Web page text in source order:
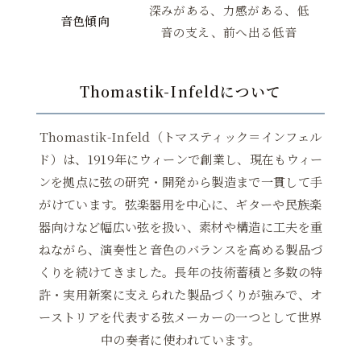
音色傾向
深みがある、力感がある、低
音の支え、前へ出る低音
Thomastik-Infeldについて
Thomastik-Infeld（トマスティック＝インフェル
ド）は、1919年にウィーンで創業し、現在もウィー
ンを拠点に弦の研究・開発から製造まで一貫して手
がけています。弦楽器用を中心に、ギターや民族楽
器向けなど幅広い弦を扱い、素材や構造に工夫を重
ねながら、演奏性と音色のバランスを高める製品づ
くりを続けてきました。長年の技術蓄積と多数の特
許・実用新案に支えられた製品づくりが強みで、オ
ーストリアを代表する弦メーカーの一つとして世界
中の奏者に使われています。